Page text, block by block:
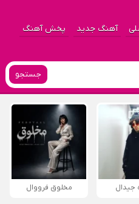
آهنگ جدید پخش آهنگ
جستجو
جیدال مخلوق فرووال